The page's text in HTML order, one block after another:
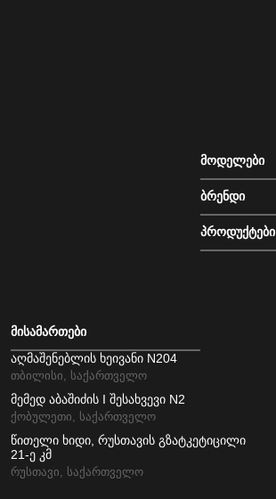
მოდელები
ბრენდი
პროდუქტები
მისამართები
აღმაშენებლის ხეივანი N204
თბილისი, საქართველო
მემედ აბაშიძის I შესახვევი N2
ქობულეთი, საქართველო
წითელი ხიდი, რუსთავის გზატკეტიცილი
21-ე კმ
რუსთავი, საქართველო